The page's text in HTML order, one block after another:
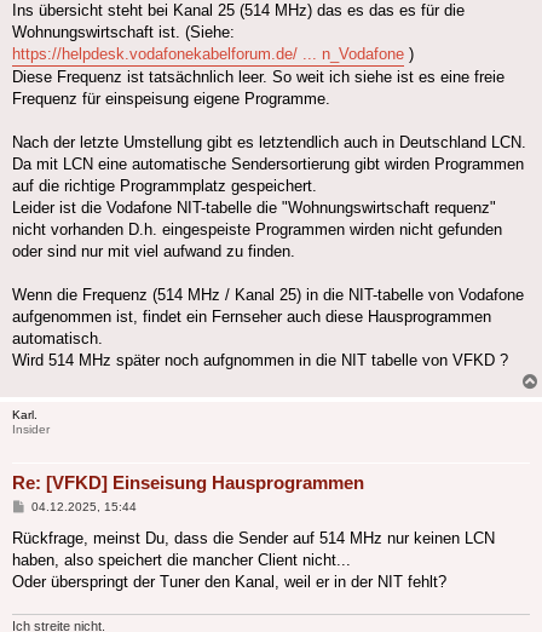
Ins übersicht steht bei Kanal 25 (514 MHz) das es das es für die
Wohnungswirtschaft ist. (Siehe:
https://helpdesk.vodafonekabelforum.de/ ... n_Vodafone )
Diese Frequenz ist tatsächnlich leer. So weit ich siehe ist es eine freie
Frequenz für einspeisung eigene Programme.
Nach der letzte Umstellung gibt es letztendlich auch in Deutschland LCN.
Da mit LCN eine automatische Sendersortierung gibt wirden Programmen
auf die richtige Programmplatz gespeichert.
Leider ist die Vodafone NIT-tabelle die "Wohnungswirtschaft requenz"
nicht vorhanden D.h. eingespeiste Programmen wirden nicht gefunden
oder sind nur mit viel aufwand zu finden.
Wenn die Frequenz (514 MHz / Kanal 25) in die NIT-tabelle von Vodafone
aufgenommen ist, findet ein Fernseher auch diese Hausprogrammen
automatisch.
Wird 514 MHz später noch aufgnommen in die NIT tabelle von VFKD ?
Karl.
Insider
Re: [VFKD] Einseisung Hausprogrammen
Beitrag
04.12.2025, 15:44
Rückfrage, meinst Du, dass die Sender auf 514 MHz nur keinen LCN
haben, also speichert die mancher Client nicht...
Oder überspringt der Tuner den Kanal, weil er in der NIT fehlt?
Ich streite nicht.